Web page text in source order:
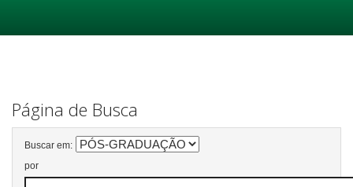
Página de Busca
Buscar em:
por